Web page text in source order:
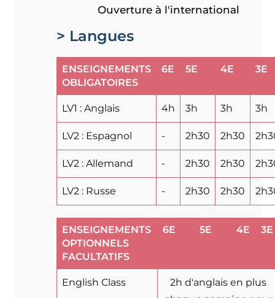
Ouverture à l'international
> Langues
ENSEIGNEMENTS
OBLIGATOIRES
6E 5E 4E 3E
LV1 : Anglais 4h 3h 3h 3h
LV2 : Espagnol - 2h30 2h30
LV2 : Allemand - 2h30 2h30
LV2 : Russe - 2h30 2h30
ENSEIGNEMENTS
OPTIONNELS
FACULTATIFS
6E 5E 4E 3E
English Class
2h d'anglais en plus